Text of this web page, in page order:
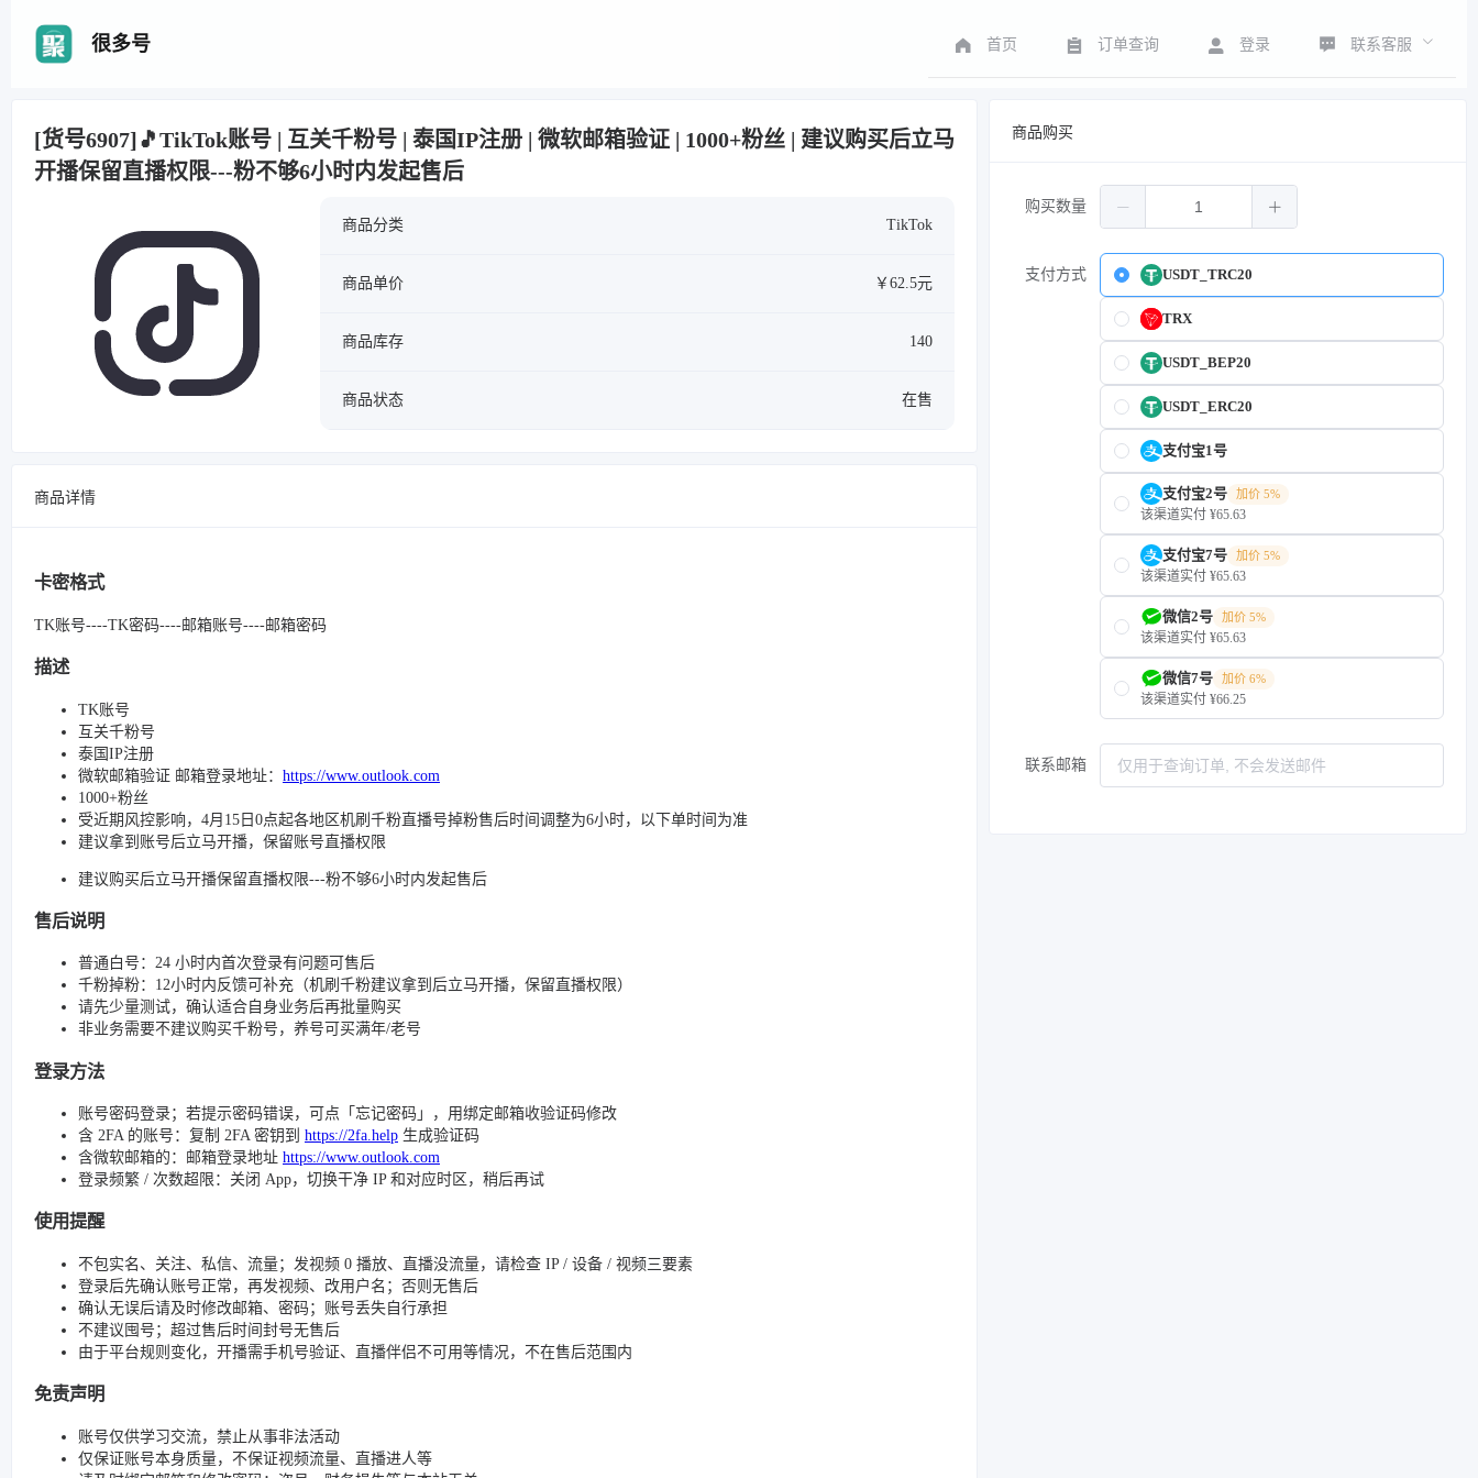
很多号 首页 订单查询 登录 联系客服
[货号6907]🎵TikTok账号 | 互关千粉号 | 泰国IP注册 | 微软邮箱验证 | 1000+粉丝 | 建议购买后立马
开播保留直播权限---粉不够6小时内发起售后
商品分类 TikTok
商品单价 ￥62.5元
商品库存 140
商品状态 在售
商品详情
卡密格式
TK账号----TK密码----邮箱账号----邮箱密码
描述
TK账号
互关千粉号
泰国IP注册
微软邮箱验证 邮箱登录地址： https://www.outlook.com
1000+粉丝
受近期风控影响，4月15日0点起各地区机刷千粉直播号掉粉售后时间调整为6小时，以下单时间为准
建议拿到账号后立马开播，保留账号直播权限
建议购买后立马开播保留直播权限---粉不够6小时内发起售后
售后说明
普通白号：24 小时内首次登录有问题可售后
千粉掉粉：12小时内反馈可补充（机刷千粉建议拿到后立马开播，保留直播权限）
请先少量测试，确认适合自身业务后再批量购买
非业务需要不建议购买千粉号，养号可买满年/老号
登录方法
账号密码登录；若提示密码错误，可点「忘记密码」，用绑定邮箱收验证码修改
含 2FA 的账号：复制 2FA 密钥到 https://2fa.help 生成验证码
含微软邮箱的：邮箱登录地址 https://www.outlook.com
登录频繁 / 次数超限：关闭 App，切换干净 IP 和对应时区，稍后再试
使用提醒
不包实名、关注、私信、流量；发视频 0 播放、直播没流量，请检查 IP / 设备 / 视频三要素
登录后先确认账号正常，再发视频、改用户名；否则无售后
确认无误后请及时修改邮箱、密码；账号丢失自行承担
不建议囤号；超过售后时间封号无售后
由于平台规则变化，开播需手机号验证、直播伴侣不可用等情况，不在售后范围内
免责声明
账号仅供学习交流，禁止从事非法活动
仅保证账号本身质量，不保证视频流量、直播进人等
商品购买
购买数量
支付方式 USDT_TRC20
TRX
USDT_BEP20
USDT_ERC20
支付宝1号
支付宝2号 加价 5%
该渠道实付 ¥65.63
支付宝7号 加价 5%
该渠道实付 ¥65.63
微信2号 加价 5%
该渠道实付 ¥65.63
微信7号 加价 6%
该渠道实付 ¥66.25
联系邮箱